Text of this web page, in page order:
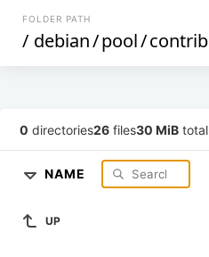
FOLDER PATH
/ debian/pool/contrib
0 directories26 files30 MiB total
NAME
UP